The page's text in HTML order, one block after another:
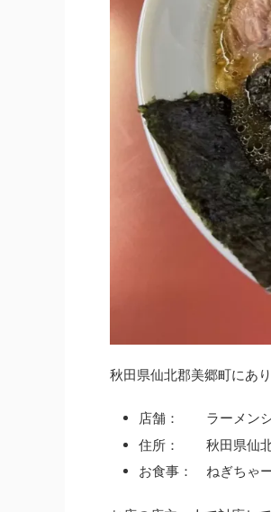
秋田県仙北郡美郷町にあ
店舗： ラーメンシ
住所： 秋田県仙北
お食事： ねぎちゃ